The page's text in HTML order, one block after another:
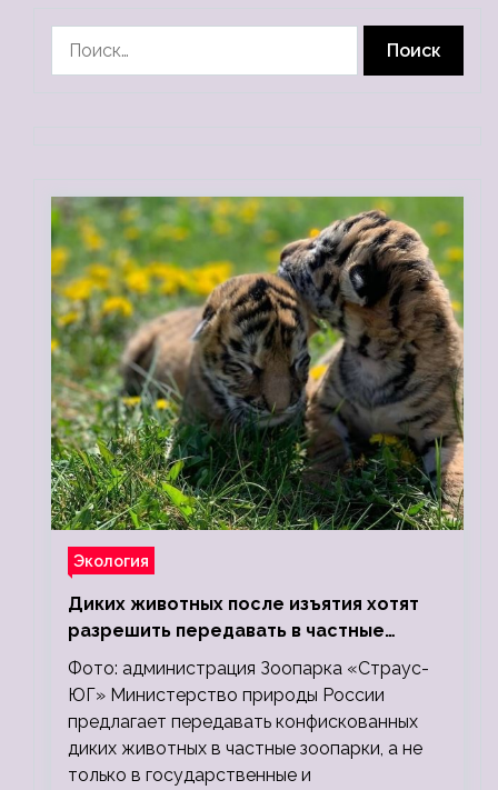
Экология
Диких животных после изъятия хотят
разрешить передавать в частные
зоопарки
Фото: администрация Зоопарка «Страус-
ЮГ» Министерство природы России
предлагает передавать конфискованных
диких животных в частные зоопарки, а не
только в государственные и